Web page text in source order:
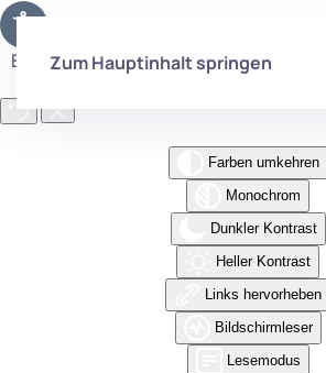
Eingabehilfen öffnen
Farben umkehren
Monochrom
Dunkler Kontrast
Heller Kontrast
Links hervorheben
Bildschirmleser
Lesemodus
Zum Hauptinhalt springen